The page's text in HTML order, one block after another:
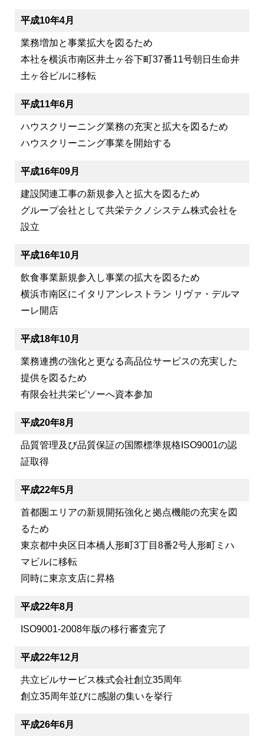
平成10年4月
業務増加と事業拡大を図るため
本社を横浜市南区井土ヶ谷下町37番11号朝日生命井
土ヶ谷ビルに移転
平成11年6月
ハウスクリーニング業務の充実と拡大を図るため
ハウスクリーニング事業を開始する
平成16年09月
建設関連工事の新規参入と拡大を図るため
グループ会社として共栄テクノシステム株式会社を
設立
平成16年10月
飲食事業新規参入し事業の拡大を図るため
横浜市南区にイタリアンレストラン リヴァ・デルマ
ーレ開店
平成18年10月
業務連携の強化と更なる高品位サービスの充実した
提供を図るため
有限会社共栄ビソーへ資本参加
平成20年8月
品質管理及び品質保証の国際標準規格ISO9001の認
証取得
平成22年5月
首都圏エリアの新規開拓強化と拠点機能の充実を図
るため
東京都中央区日本橋人形町3丁目8番2号人形町ミハ
マビルに移転
同時に東京支店に昇格
平成22年8月
ISO9001-2008年版の移行審査完了
平成22年12月
共立ビルサービス株式会社創立35周年
創立35周年並びに感謝の集いを挙行
平成26年6月